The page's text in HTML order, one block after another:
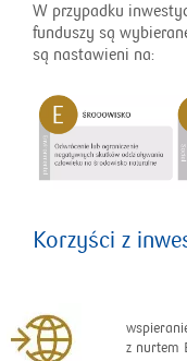
W przypadku
funduszy są
są nastawieni na:
Korzyści z
z nurtem